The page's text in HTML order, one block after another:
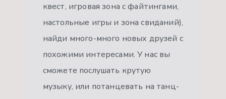
квест, игровая зона с файтингами,
настольные игры и зона свиданий),
найди много-много новых друзей с
похожими интересами. У нас вы
сможете послушать крутую
музыку, или потанцевать на танц-